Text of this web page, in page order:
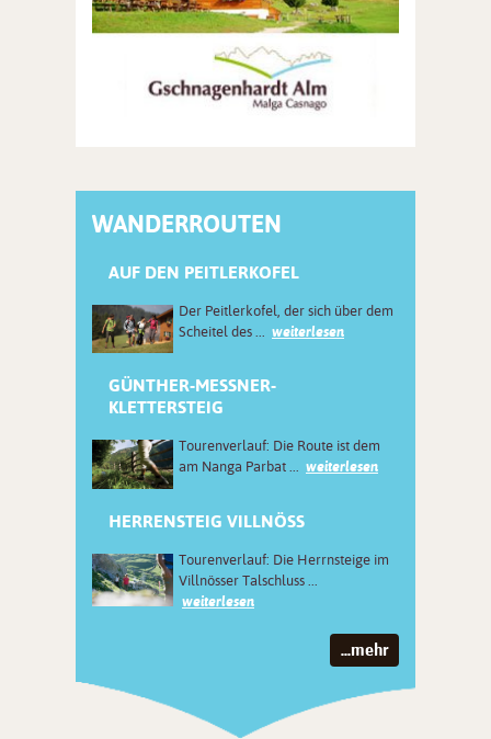
WANDERROUTEN
AUF DEN PEITLERKOFEL
Der Peitlerkofel, der sich über dem
Scheitel des ...
weiterlesen
GÜNTHER-MESSNER-
KLETTERSTEIG
Tourenverlauf: Die Route ist dem
am Nanga Parbat ... weiterlesen
HERRENSTEIG VILLNÖSS
Tourenverlauf: Die Herrnsteige im
Villnösser Talschluss ...
weiterlesen
...mehr